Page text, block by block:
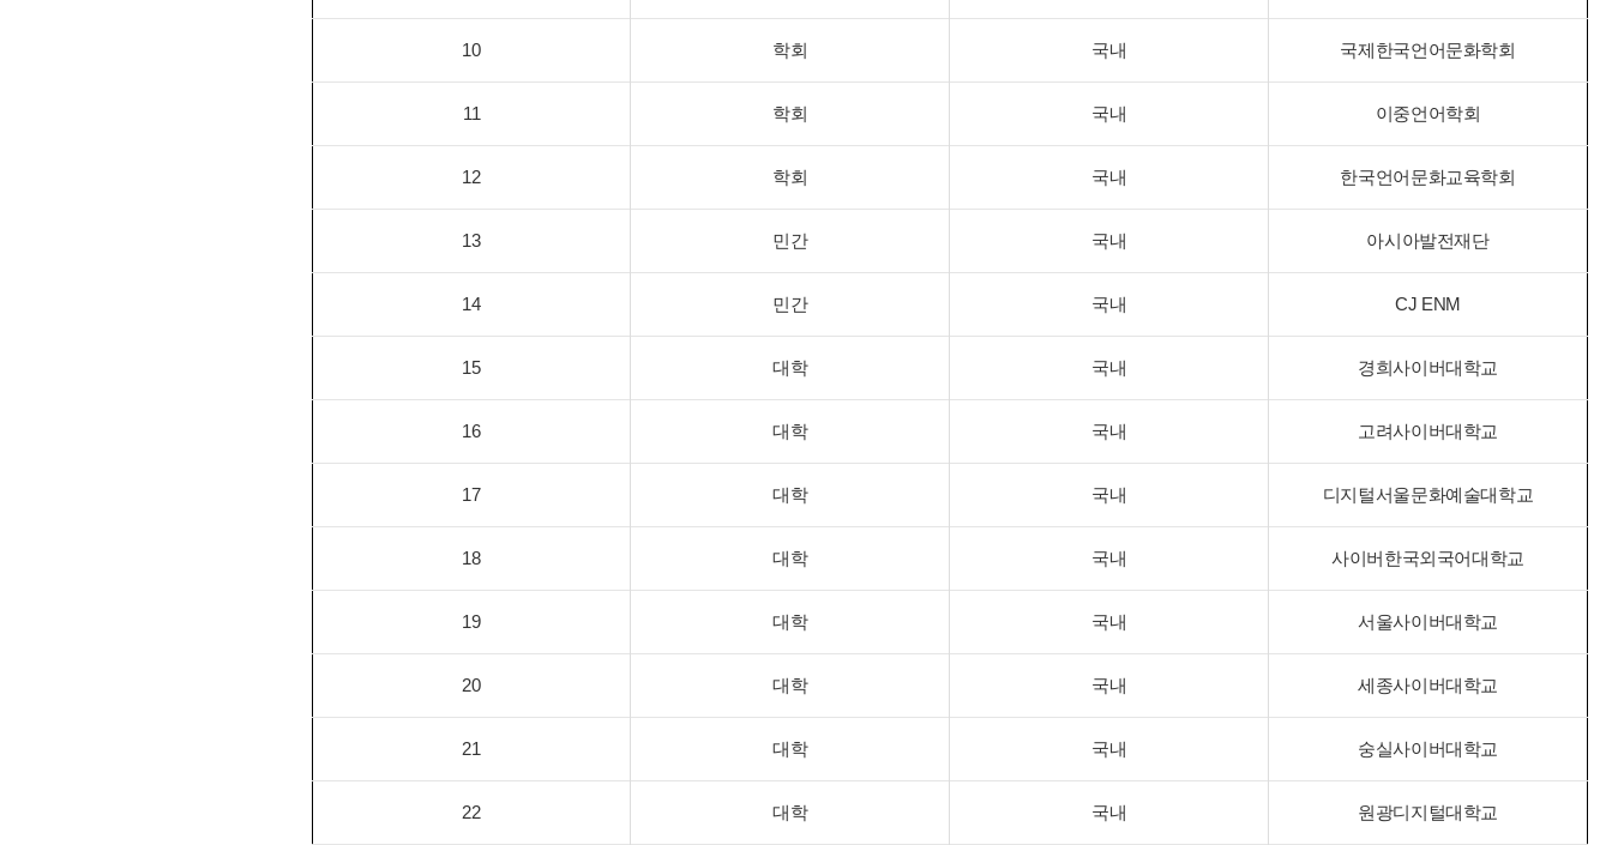
10 학회 국내 국제한국언어문화학회
11 학회 국내 이중언어학회
12 학회 국내 한국언어문화교육학회
13 민간 국내 아시아발전재단
14 민간 국내 CJ ENM
15 대학 국내 경희사이버대학교
16 대학 국내 고려사이버대학교
17 대학 국내 디지털서울문화예술대학교
18 대학 국내 사이버한국외국어대학교
19 대학 국내 서울사이버대학교
20 대학 국내 세종사이버대학교
21 대학 국내 숭실사이버대학교
22 대학 국내 원광디지털대학교